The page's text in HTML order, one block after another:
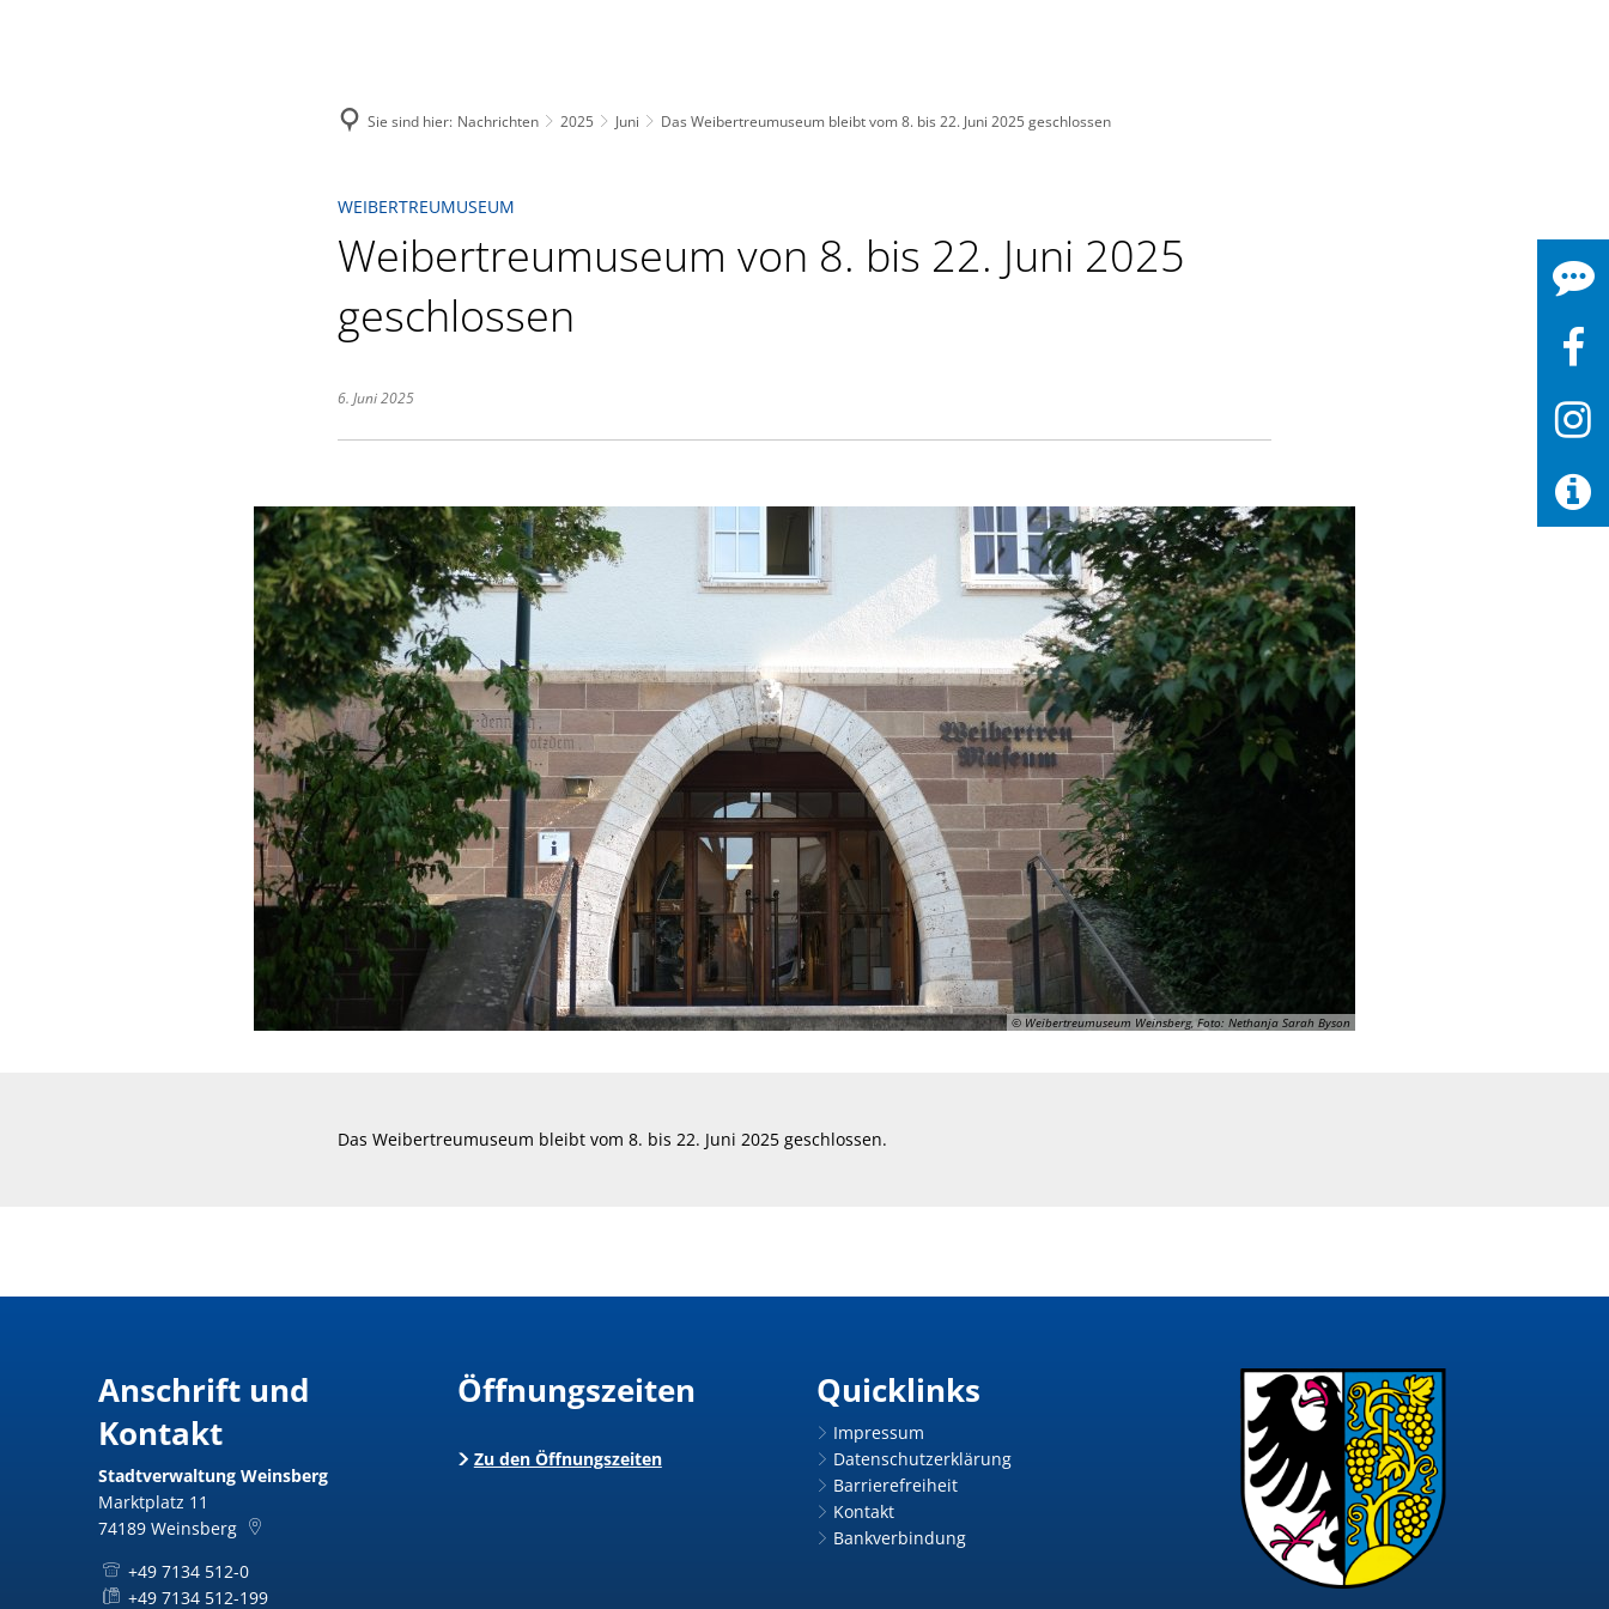
Sie sind hier: Nachrichten 2025 Juni Das Weibertreumuseum bleibt vom 8. bis 22. Juni 2025 geschlossen
WEIBERTREUMUSEUM
Weibertreumuseum von 8. bis 22. Juni 2025
geschlossen
6. Juni 2025
© Weibertreumuseum Weinsberg, Foto: Nethanja Sarah Byson
Das Weibertreumuseum bleibt vom 8. bis 22. Juni 2025 geschlossen.
Anschrift und
Kontakt
Stadtverwaltung Weinsberg
Marktplatz 11
74189 Weinsberg
+49 7134 512-0
+49 7134 512-199
Öffnungszeiten
Zu den Öffnungszeiten
Quicklinks
Impressum
Datenschutzerklärung
Barrierefreiheit
Kontakt
Bankverbindung